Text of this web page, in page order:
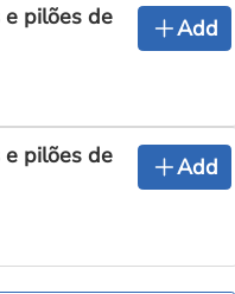
pilões de Add
pilões de Add